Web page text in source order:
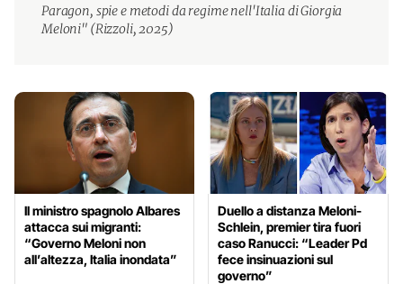
Paragon, spie e metodi da regime nell'Italia di Giorgia
Meloni" (Rizzoli, 2025)
Il ministro spagnolo Albares
attacca sui migranti:
“Governo Meloni non
all’altezza, Italia inondata”
Duello a distanza Meloni-
Schlein, premier tira fuori
caso Ranucci: “Leader Pd
fece insinuazioni sul
governo”